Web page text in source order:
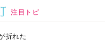
注目トピ
折れた